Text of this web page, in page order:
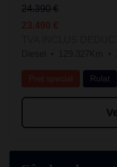
24.390 €
23.490 €
Preț special Rulat